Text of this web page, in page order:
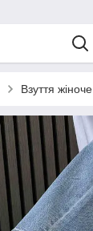
Взуття жіноче